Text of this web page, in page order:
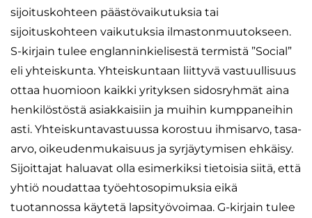
sijoituskohteen päästövaikutuksia tai
sijoituskohteen vaikutuksia ilmastonmuutokseen.
S-kirjain tulee englanninkielisestä termistä ”Social”
eli yhteiskunta. Yhteiskuntaan liittyvä vastuullisuus
ottaa huomioon kaikki yrityksen sidosryhmät aina
henkilöstöstä asiakkaisiin ja muihin kumppaneihin
asti. Yhteiskuntavastuussa korostuu ihmisarvo, tasa-
arvo, oikeudenmukaisuus ja syrjäytymisen ehkäisy.
Sijoittajat haluavat olla esimerkiksi tietoisia siitä, että
yhtiö noudattaa työehtosopimuksia eikä
tuotannossa käytetä lapsityövoimaa. G-kirjain tulee